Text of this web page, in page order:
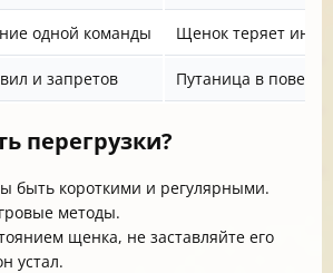
одной команды Щенок теряет
и запретов Путаница в
перегрузки?
быть короткими и регулярными.
методы.
щенка, не заставляйте его
устал.